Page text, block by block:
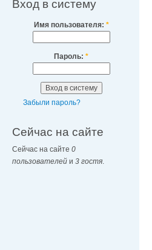
Вход в систему
Имя пользователя: *
Пароль: *
Забыли пароль?
Сейчас на сайте
Сейчас на сайте 0
пользователей и 3 гостя